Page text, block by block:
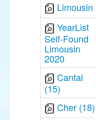
Limousin
YearList
Self-Found
Limousin
2020
Cantal
(15)
Cher (18)